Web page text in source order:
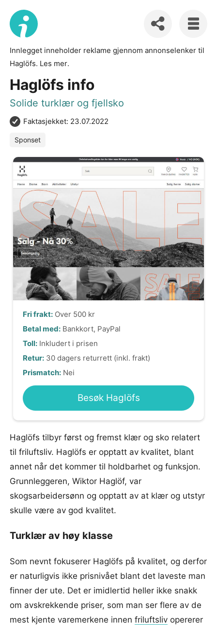
Innlegget inneholder reklame gjennom annonselenker til
Haglöfs. Les mer.
Haglöfs info
Solide turklær og fjellsko
Faktasjekket: 23.07.2022
Sponset
Fri frakt: Over 500 kr
Betal med: Bankkort, PayPal
Toll: Inkludert i prisen
Retur: 30 dagers returrett (inkl. frakt)
Prismatch: Nei
Besøk Haglöfs
Haglöfs tilbyr først og fremst klær og sko relatert
til friluftsliv. Haglöfs er opptatt av kvalitet, blant
annet når det kommer til holdbarhet og funksjon.
Grunnleggeren, Wiktor Haglöf, var
skogsarbeidersønn og opptatt av at klær og utstyr
skulle være av god kvalitet.
Turklær av høy klasse
Som nevnt fokuserer Haglöfs på kvalitet, og derfor
er naturligvis ikke prisnivået blant det laveste man
finner der ute. Det er imidlertid heller ikke snakk
om avskrekkende priser, som man ser flere av de
mest kjente varemerkene innen friluftsliv opererer